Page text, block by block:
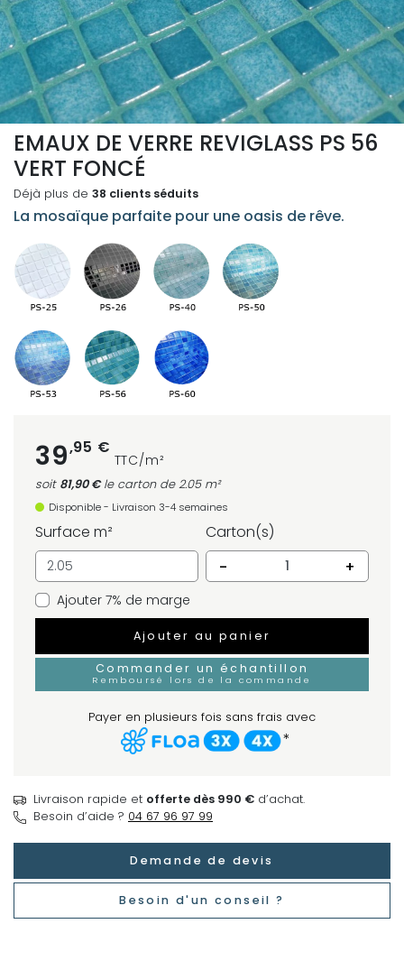
EMAUX DE VERRE REVIGLASS PS 56
VERT FONCÉ
Déjà plus de 38 clients séduits
La mosaïque parfaite pour une oasis de rêve.
39,95 €
TTC/m²
soit 81,90 €le carton de 2.05 m²
Disponible - Livraison 3-4 semaines
Surface m²
Carton(s)
-
+
Ajouter 7% de marge
Ajouter au panier
Commander un échantillon
Remboursé lors de la commande
Payer en plusieurs fois sans frais avec
*
Livraison rapide et offerte dès 990 € d’achat.
Besoin d’aide ? 04 67 96 97 99
Demande de devis
Besoin d'un conseil ?